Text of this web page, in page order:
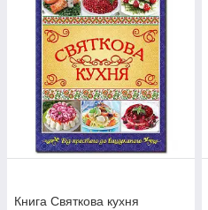
Книга Святкова кухня